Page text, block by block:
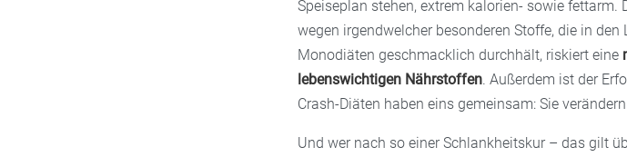
Speiseplan stehen, extrem kalorien- sowie
wegen irgendwelcher besonderen Stoffe, die in
Monodiäten geschmacklich durchhält, riskiert eine
lebenswichtigen Nährstoffen. Außerdem ist der
Crash-Diäten haben eins gemeinsam: Sie
Und wer nach so einer Schlankheitskur – das gilt